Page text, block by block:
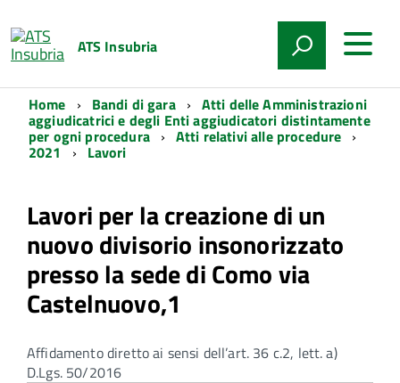
ATS Insubria
Home Bandi di gara Atti delle Amministrazioni
aggiudicatrici e degli Enti aggiudicatori distintamente
per ogni procedura Atti relativi alle procedure
2021 Lavori
Lavori per la creazione di un
nuovo divisorio insonorizzato
presso la sede di Como via
Castelnuovo,1
Affidamento diretto ai sensi dell’art. 36 c.2, lett. a)
D.Lgs. 50/2016